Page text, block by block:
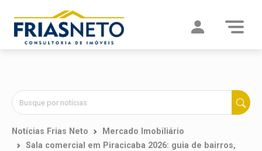
Notícias Frias Neto
Mercado Imobiliário
Sala comercial em Piracicaba 2026: guia de bairros,